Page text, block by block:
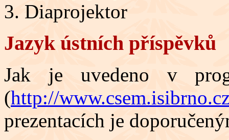
Diaprojektor
Jazyk ústních příspěvků
Jak je uvedeno v
(http://
prezentacích je